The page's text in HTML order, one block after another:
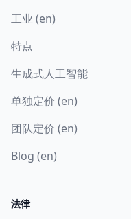
工业 (en)
特点
生成式人工智能
单独定价 (en)
团队定价 (en)
Blog (en)
法律